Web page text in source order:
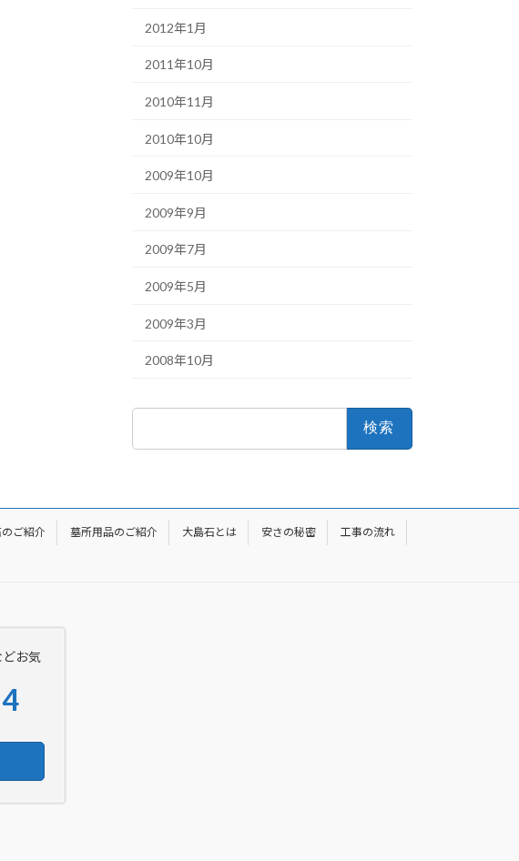
2012年1月
2011年10月
2010年11月
2010年10月
2009年10月
2009年9月
2009年7月
2009年5月
2009年3月
2008年10月
ご紹介 墓所用品のご紹介 大島石とは 安さの秘密
工事の流れ
お気